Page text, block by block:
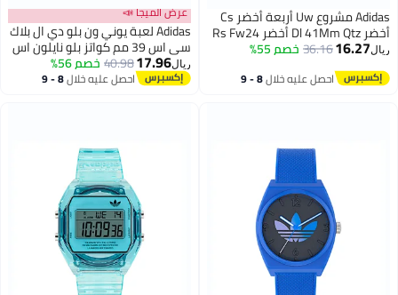
Adidas مشروع Uw أربعة أخضر Cs
أخضر Dl 41Mm Qtz أخضر Rs Fw24
ريال16.27
36.16خصم 55%
احصل عليه خلال 8 - 9
عرض الميجا 📣
Adidas لعبة يوني ون بلو دي ال بلاك
سي اس 39 مم كواتز بلو نايلون اس
اس 25
ريال17.96
40.98خصم 56%
احصل عليه خلال 8 - 9